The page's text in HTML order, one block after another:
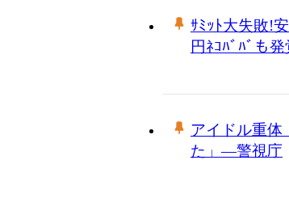
ｻﾐｯﾄ大失敗!
円ﾈｺﾊﾞﾊﾞも発
アイドル重
た」―警視庁